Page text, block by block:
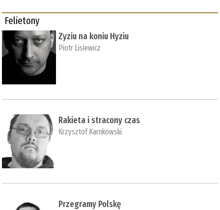
Felietony
Zyziu na koniu Hyziu
Piotr Lisiewicz
Rakieta i stracony czas
Krzysztof Karnkowski
Przegramy Polskę